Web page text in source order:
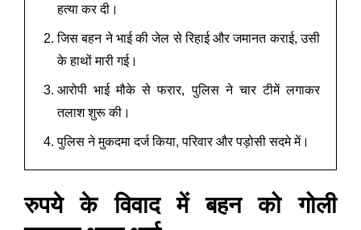
हत्या कर दी।
जिस बहन ने भाई की जेल से रिहाई और जमानत कराई, उसी
के हाथों मारी गई।
आरोपी भाई मौके से फरार, पुलिस ने चार टीमें लगाकर
तलाश शुरू की।
पुलिस ने मुकदमा दर्ज किया, परिवार और पड़ोसी सदमे में।
रुपये के विवाद में बहन को गोली